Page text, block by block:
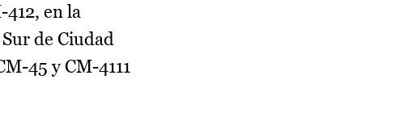
en la
de Ciudad
45 y CM-4111